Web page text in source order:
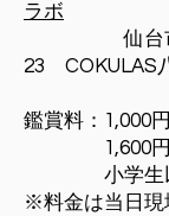
ラボ
仙台市青
23 COKULAS
鑑賞料：1,000
1,600円／
小学生以
※料金は当日現